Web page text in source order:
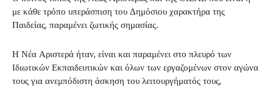
με κάθε τρόπο υπεράσπιση του Δημόσιου χαρακτήρα της
Παιδείας, παραμένει ζωτικής σημασίας.
Η Νέα Αριστερά ήταν, είναι και παραμένει στο πλευρό των
Ιδιωτικών Εκπαιδευτικών και όλων των εργαζομένων στον αγώνα
τους για ανεμπόδιστη άσκηση του λειτουργήματός τους,